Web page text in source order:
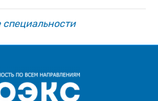
специальности